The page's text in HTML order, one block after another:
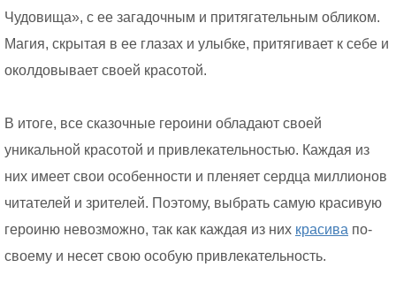
Чудовища», с ее загадочным и притягательным обликом.
Магия, скрытая в ее глазах и улыбке, притягивает к себе и
околдовывает своей красотой.
В итоге, все сказочные героини обладают своей
уникальной красотой и привлекательностью. Каждая из
них имеет свои особенности и пленяет сердца миллионов
читателей и зрителей. Поэтому, выбрать самую красивую
героиню невозможно, так как каждая из них красива по-
своему и несет свою особую привлекательность.